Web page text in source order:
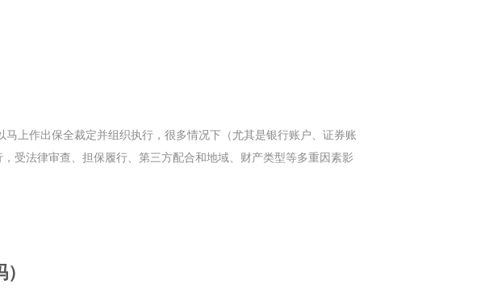
上作出保全裁定并组织执行，很多情况下（尤其是银行账户、证券账
受法律审查、担保履行、第三方配合和地域、财产类型等多重因素影